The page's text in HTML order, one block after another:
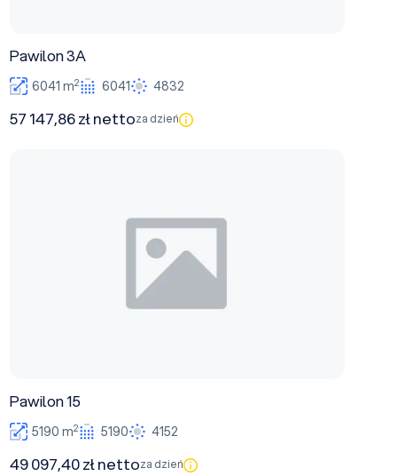
Pawilon 3A
6041 m2 6041 4832
57 147,86 zł nettoza dzień
Pawilon 15
5190 m2 5190 4152
49 097,40 zł nettoza dzień